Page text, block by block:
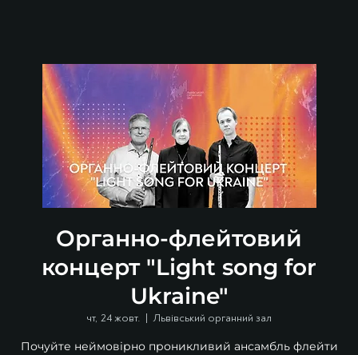
Органно-флейтовий
концерт "Light song for
Ukraine"
чт, 24 жовт.
  |
Львівський органний зал
Почуйте неймовірно проникливий ансамбль флейти